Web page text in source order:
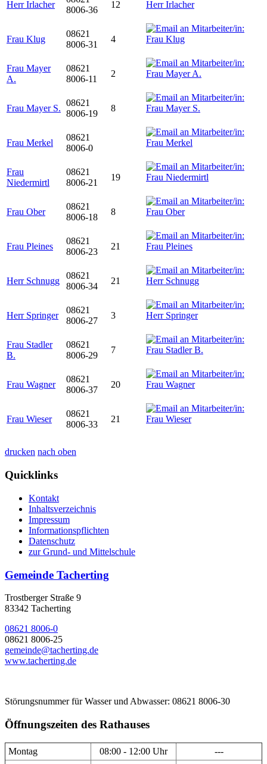
Herr Irlacher
8006-36
12
Frau Klug
08621
8006-31
4
Frau Mayer
A.
08621
8006-11
2
Frau Mayer S.
08621
8006-19
8
Frau Merkel
08621
8006-0
Frau
Niedermirtl
08621
8006-21
19
Frau Ober
08621
8006-18
8
Frau Pleines
08621
8006-23
21
Herr Schnugg
08621
8006-34
21
Herr Springer
08621
8006-27
3
Frau Stadler
B.
08621
8006-29
7
Frau Wagner
08621
8006-37
20
Frau Wieser
08621
8006-33
21
drucken nach oben
Quicklinks
Kontakt
Inhaltsverzeichnis
Impressum
Informationspflichten
Datenschutz
zur Grund- und Mittelschule
Gemeinde Tacherting
Trostberger Straße 9
83342 Tacherting
08621 8006-0
08621 8006-25
gemeinde@tacherting.de
www.tacherting.de
Störungsnummer für Wasser und Abwasser: 08621 8006-30
Öffnungszeiten des Rathauses
Montag 08:00 - 12:00 Uhr
---